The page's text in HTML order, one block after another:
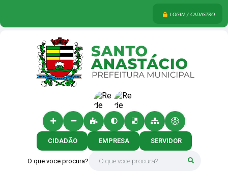
LOGIN / CADASTRO
O que voce procura?
CIDADÃO EMPRESA SERVIDOR